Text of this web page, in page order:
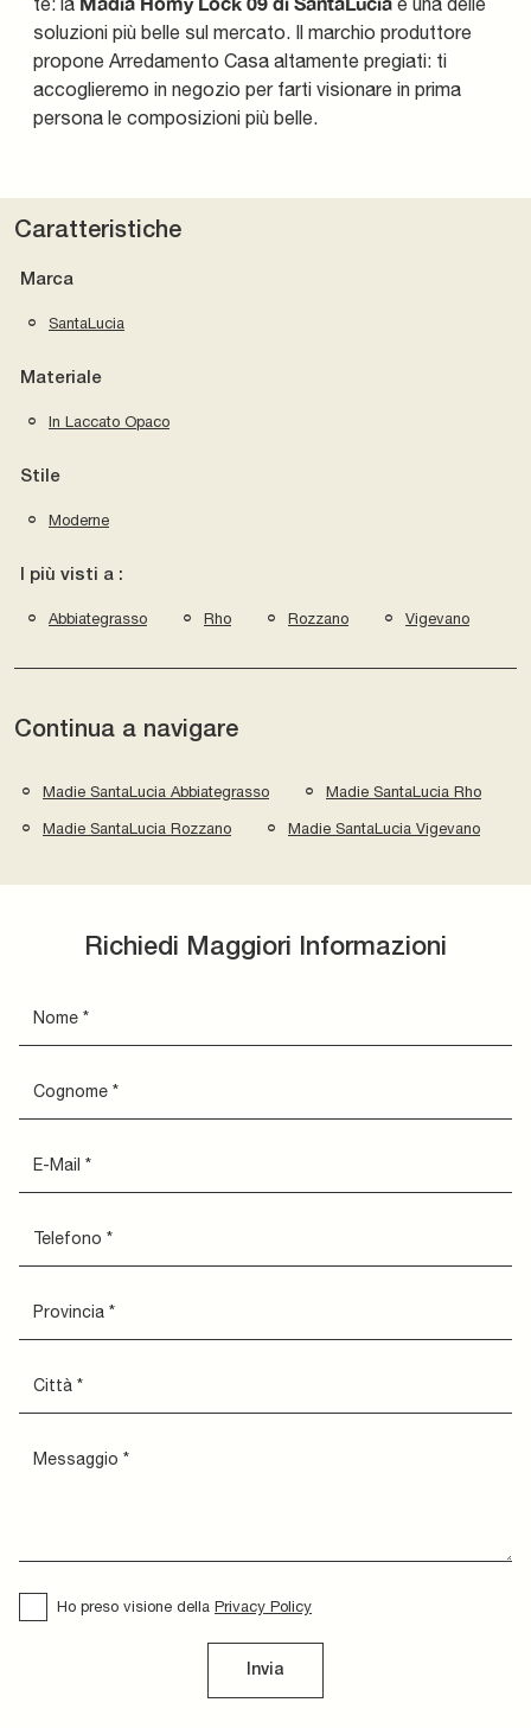
soluzioni più belle sul mercato. Il marchio produttore
propone Arredamento Casa altamente pregiati: ti
accoglieremo in negozio per farti visionare in prima
persona le composizioni più belle.
Caratteristiche
Marca
SantaLucia
Materiale
In Laccato Opaco
Stile
Moderne
I più visti a :
Abbiategrasso Rho Rozzano Vigevano
Continua a navigare
Madie SantaLucia Abbiategrasso Madie SantaLucia Rho
Madie SantaLucia Rozzano Madie SantaLucia Vigevano
Richiedi Maggiori Informazioni
Ho preso visione della Privacy Policy
Invia